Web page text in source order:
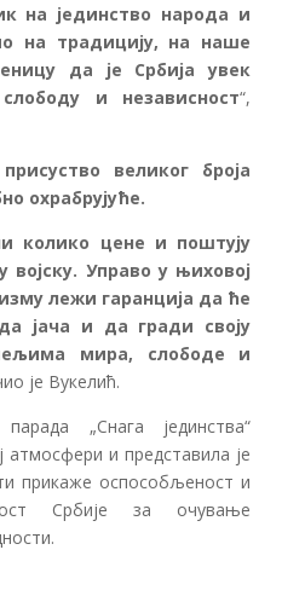
на јединство народа и
на традицију, на наше
да је Србија увек
и независност“,
присуство великог броја
охрабрујуће.
колико цене и поштују
Управо у њиховој
лежи гаранција да ће
јача и да гради своју
мира, слободе и
је Вукелић.
„Снага јединства“
атмосфери и представила је
прикаже оспособљеност и
Србије за очување